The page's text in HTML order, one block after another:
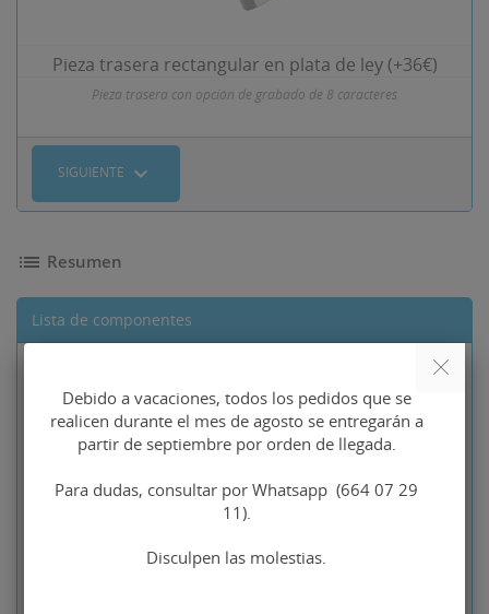
Pieza trasera rectangular en plata de ley (+36€)
Pieza trasera con opción de grabado de 8 caracteres
SIGUIENTE expand_more
list Resumen
Lista de componentes
pequeño yod
plata de ley
110,00 €
93,50 €
No seleccionado
personalización de sus
Debido a vacaciones, todos los pedidos que se
realicen durante el mes de agosto se entregarán a
partir de septiembre por orden de llegada.
Para dudas, consultar por Whatsapp (664 07 29
11).
Disculpen las molestias.